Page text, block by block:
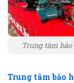
Trung tâm
Trung tâm bảo